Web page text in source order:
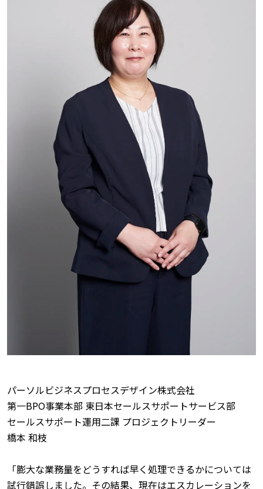
パーソルビジネスプロセスデザイン株式会社
第一BPO事業本部 東日本セールスサポートサービス部
セールスサポート運用二課 プロジェクトリーダー
橋本 和枝
「膨大な業務量をどうすれば早く処理できるかについては
試行錯誤しました。その結果、現在はエスカレーションを